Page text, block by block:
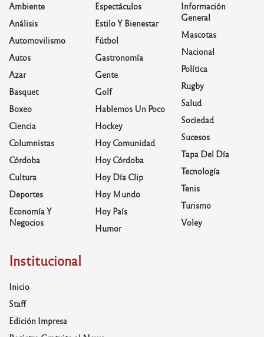
Ambiente
Análisis
Automovilismo
Autos
Azar
Basquet
Boxeo
Ciencia
Columnistas
Córdoba
Cultura
Deportes
Economía Y
Negocios
Espectáculos
Estilo Y Bienestar
Fútbol
Gastronomía
Gente
Golf
Hablemos Un Poco
Hockey
Hoy Comunidad
Hoy Córdoba
Hoy Día Clip
Hoy Mundo
Hoy País
Humor
Información
General
Mascotas
Nacional
Política
Rugby
Salud
Sociedad
Sucesos
Tapa Del Día
Tecnología
Tenis
Turismo
Voley
Institucional
Inicio
Staff
Edición Impresa